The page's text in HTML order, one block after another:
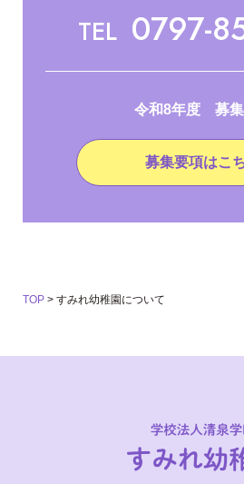
TEL 0797-
令和8年度 募
募集要項はこ
TOP > すみれ幼稚園について